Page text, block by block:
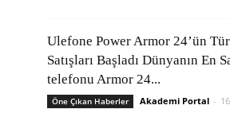
Ulefone Power Armor 24’ün
Satışları Başladı Dünyanın En
telefonu Armor 24...
Öne Çıkan Haberler Akademi Portal -